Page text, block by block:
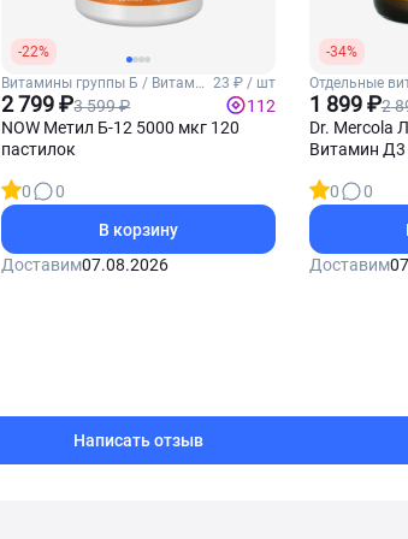
-22%
Витамины группы Б / Витамин
Б12
23 ₽ / шт
2 799 ₽3 599 ₽
112
NOW Метил Б-12 5000 мкг 120
пастилок
0
0
В корзину
Доставим07.08.2026
-34%
Отдельные
1 899 ₽2
Dr. Mercola
Витамин Д3
0
0
Доставим
Написать отзыв